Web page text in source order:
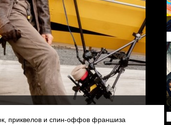
приквелов и спин-оффов франшиза